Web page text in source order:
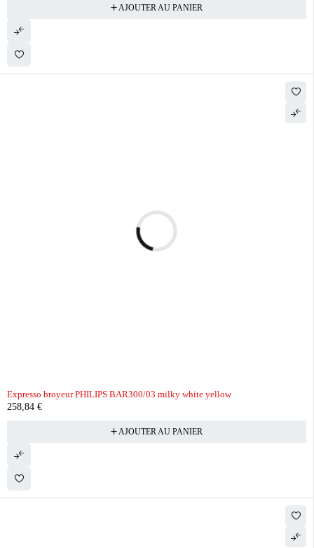
AJOUTER AU PANIER
Expresso broyeur PHILIPS BAR300/03 milky white yellow
258,84 €
AJOUTER AU PANIER